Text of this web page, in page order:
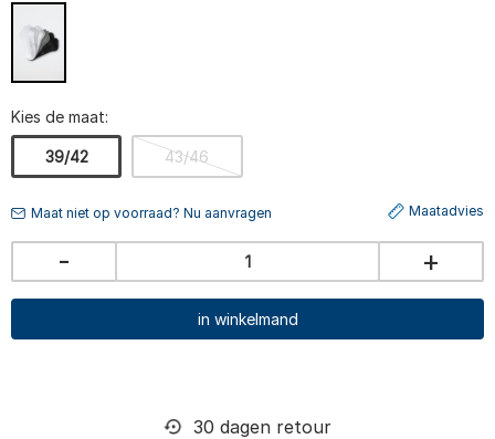
Kies de maat:
39/42 43/46
Maat niet op voorraad? Nu aanvragen Maatadvies
- +
in winkelmand
30 dagen retour